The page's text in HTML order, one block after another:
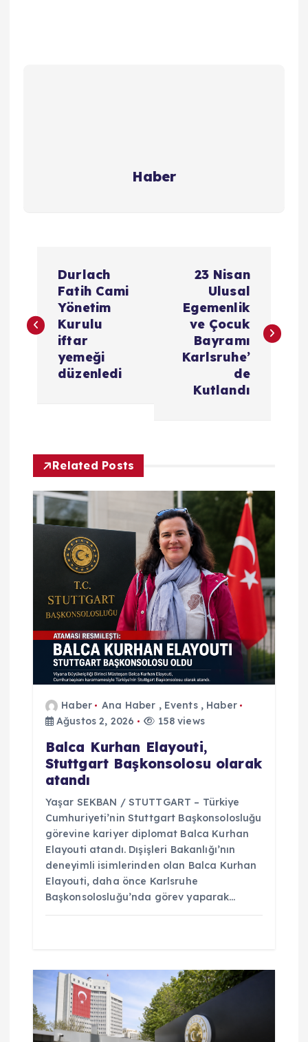
Haber
z
z
n
s
Durlach
Fatih Cami
Yönetim
Kurulu
iftar
yemeği
düzenledi
23 Nisan
Ulusal
Egemenlik
ve Çocuk
Bayramı
Karlsruhe’
de
Kutlandı
Related Posts
Haber Ana Haber , Events, Haber
Ağustos 2, 2026
158 views
Balca Kurhan Elayouti,
Stuttgart Başkonsolosu olarak
atandı
Yaşar SEKBAN / STUTTGART – Türkiye
Cumhuriyeti’nin Stuttgart Başkonsolosluğu
görevine kariyer diplomat Balca Kurhan
Elayouti atandı. Dışişleri Bakanlığı’nın
deneyimli isimlerinden olan Balca Kurhan
Elayouti, daha önce Karlsruhe
Başkonsolosluğu’nda görev yaparak…